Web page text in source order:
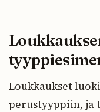
Loukkaukset
perustyyppiin, ja